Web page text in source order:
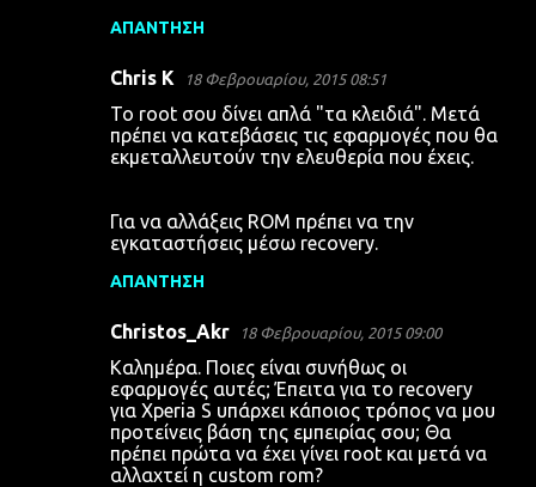
ΑΠΆΝΤΗΣΗ
Chris K 18 Φεβρουαρίου, 2015 08:51
Το root σου δίνει απλά "τα κλειδιά". Μετά
πρέπει να κατεβάσεις τις εφαρμογές που θα
εκμεταλλευτούν την ελευθερία που έχεις.
Για να αλλάξεις ROM πρέπει να την
εγκαταστήσεις μέσω recovery.
ΑΠΆΝΤΗΣΗ
Christos_Akr 18 Φεβρουαρίου, 2015 09:00
Καλημέρα. Ποιες είναι συνήθως οι
εφαρμογές αυτές; Έπειτα για το recovery
για Xperia S υπάρχει κάποιος τρόπος να μου
προτείνεις βάση της εμπειρίας σου; Θα
πρέπει πρώτα να έχει γίνει root και μετά να
αλλαχτεί η custom rom?